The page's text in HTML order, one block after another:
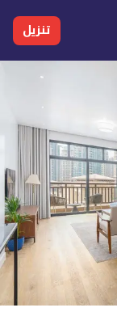
تنزيل